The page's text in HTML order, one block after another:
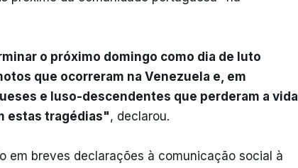
o próximo domingo como dia de luto
que ocorreram na Venezuela e, em
e luso-descendentes que perderam a vida
estas tragédias", declarou.
em breves declarações à comunicação social à